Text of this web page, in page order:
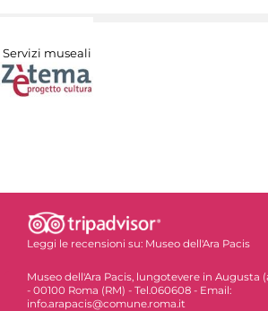
Servizi museali
Leggi le recensioni su: Museo dell'Ara Pacis
Museo dell'Ara Pacis, lungotevere in Augusta
- 00100 Roma (RM) - Tel.060608 - Email:
info.arapacis@comune.roma.it